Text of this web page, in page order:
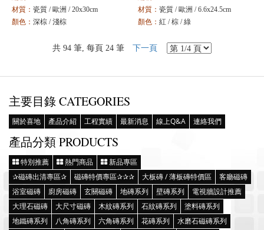
材質： 瓷質 / 歐洲 / 20x30cm
顏色： 深棕 / 淺棕
材質： 瓷質 / 歐洲 / 6.6x24.5cm
顏色： 紅 / 棕 / 綠
共 94 筆, 每頁 24 筆 下一頁
主要目錄 CATEGORIES
關於喜地 產品介紹 工程實績 最新消息 線上Q&A 連絡我們
產品分類 PRODUCTS
特別推薦 熱門商品
新品專區
✰磁磚出清專區✰
磁磚特價專區✰✰✰ 大板磚 / 薄板磚特價區
客廳磁磚
浴室磁磚
廚房磁磚 玄關磁磚 地磚系列 壁磚系列
電視牆設計推薦
大理石磁磚
大尺寸磁磚 木紋磚系列 石紋磚系列
塗料磚系列
地鐵磚系列
八角磚系列 六角磚系列 花磚系列
水磨石磁磚系列